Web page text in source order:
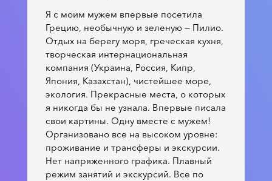
Я с моим мужем впервые посетила
Грецию, необычную и зеленую — Пилио.
Отдых на берегу моря, греческая кухня,
творческая интернациональная
компания (Украина, Россия, Кипр,
Япония, Казахстан), чистейшее море,
экология. Прекрасные места, о которых
я никогда бы не узнала. Впервые писала
свои картины. Одну вместе с мужем!
Организовано все на высоком уровне:
проживание и трансферы и экскурсии.
Нет напряженного графика. Плавный
режим занятий и экскурсий. Все по